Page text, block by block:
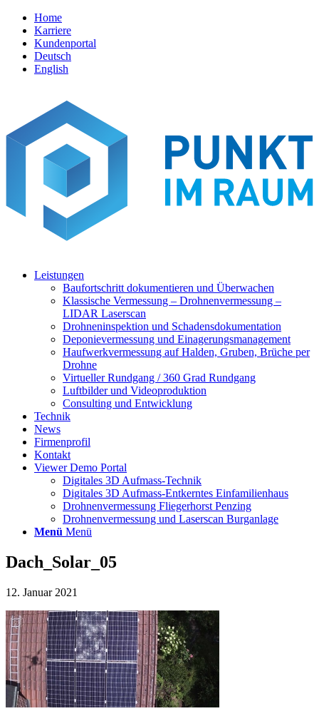
Home
Karriere
Kundenportal
Deutsch
English
Leistungen
Baufortschritt dokumentieren und Überwachen
Klassische Vermessung – Drohnenvermessung –
LIDAR Laserscan
Drohneninspektion und Schadensdokumentation
Deponievermessung und Einagerungsmanagement
Haufwerkvermessung auf Halden, Gruben, Brüche per
Drohne
Virtueller Rundgang / 360 Grad Rundgang
Luftbilder und Videoproduktion
Consulting und Entwicklung
Technik
News
Firmenprofil
Kontakt
Viewer Demo Portal
Digitales 3D Aufmass-Technik
Digitales 3D Aufmass-Entkerntes Einfamilienhaus
Drohnenvermessung Fliegerhorst Penzing
Drohnenvermessung und Laserscan Burganlage
Menü Menü
Dach_Solar_05
12. Januar 2021